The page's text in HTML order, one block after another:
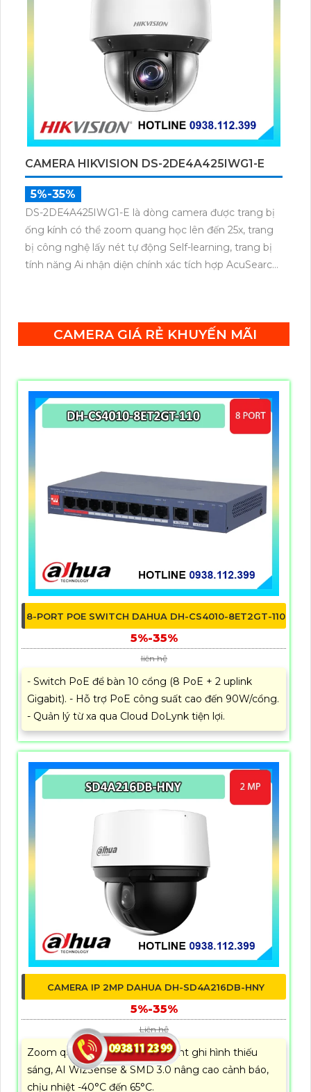
CAMERA HIKVISION DS-2DE4A425IWG1-E
5%-35%
DS-2DE4A425IWG1-E là dòng camera được trang bị
ống kính có thể zoom quang học lên đến 25x, trang
bị công nghệ lấy nét tự động Self-learning, trang bị
tính năng Ai nhận diện chính xác tích hợp AcuSearch
CAMERA GIÁ RẺ KHUYẾN MÃI
8-PORT POE SWITCH DAHUA DH-CS4010-8ET2GT-110
5%-35%
liên hệ
- Switch PoE để bàn 10 cổng (8 PoE + 2 uplink
Gigabit). - Hỗ trợ PoE công suất cao đến 90W/cổng.
- Quản lý từ xa qua Cloud DoLynk tiện lợi.
CAMERA IP 2MP DAHUA DH-SD4A216DB-HNY
5%-35%
Liên hệ
Zoom quang học mạnh, Starlight ghi hình thiếu
sáng, AI WizSense & SMD 3.0 nâng cao cảnh báo,
chịu nhiệt -40°C đến 65°C.